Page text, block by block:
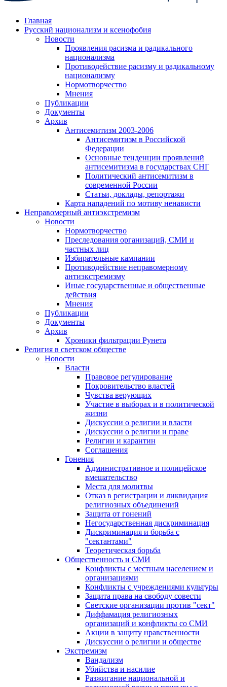
Главная
Русский национализм и ксенофобия
Новости
Проявления расизма и радикального
национализма
Противодействие расизму и радикальному
национализму
Нормотворчество
Мнения
Публикации
Документы
Архив
Антисемитизм 2003-2006
Антисемитизм в Российской
Федерации
Основные тенденции проявлений
антисемитизма в государствах СНГ
Политический антисемитизм в
современной России
Статьи, доклады, репортажи
Карта нападений по мотиву ненависти
Неправомерный антиэкстремизм
Новости
Нормотворчество
Преследования организаций, СМИ и
частных лиц
Избирательные кампании
Противодействие неправомерному
антиэкстремизму
Иные государственные и общественные
действия
Мнения
Публикации
Документы
Архив
Хроники фильтрации Рунета
Религия в светском обществе
Новости
Власти
Правовое регулирование
Покровительство властей
Чувства верующих
Участие в выборах и в политической
жизни
Дискуссии о религии и власти
Дискуссии о религии и праве
Религии и карантин
Соглашения
Гонения
Административное и полицейское
вмешательство
Места для молитвы
Отказ в регистрации и ликвидация
религиозных объединений
Защита от гонений
Негосударственная дискриминация
Дискриминация и борьба с
"сектантами"
Теоретическая борьба
Общественность и СМИ
Конфликты с местным населением и
организациями
Конфликты с учреждениями культуры
Защита права на свободу совести
Светские организации против "сект"
Диффамация религиозных
организаций и конфликты со СМИ
Акции в защиту нравственности
Дискуссии о религии и обществе
Экстремизм
Вандализм
Убийства и насилие
Разжигание национальной и